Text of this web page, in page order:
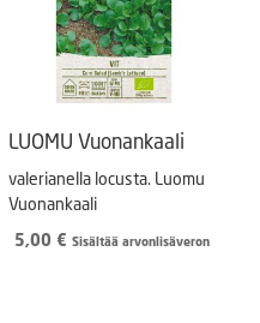
LUOMU Vuonankaali
valerianella locusta. Luomu
Vuonankaali
5,00 € Sisältää arvonlisäveron